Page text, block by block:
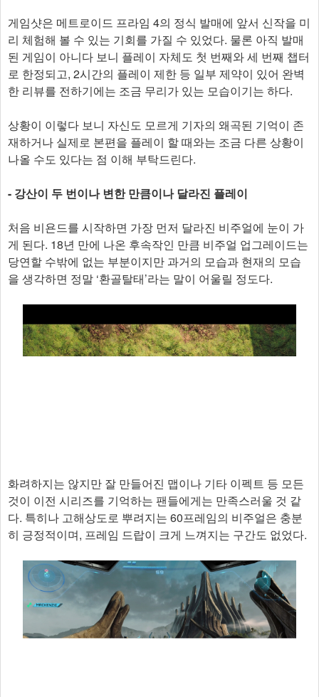
게임샷은 메트로이드 프라임 4의 정식 발매에 앞서 신작을 미
리 체험해 볼 수 있는 기회를 가질 수 있었다. 물론 아직 발매
된 게임이 아니다 보니 플레이 자체도 첫 번째와 세 번째 챕터
로 한정되고, 2시간의 플레이 제한 등 일부 제약이 있어 완벽
한 리뷰를 전하기에는 조금 무리가 있는 모습이기는 하다.
상황이 이렇다 보니 자신도 모르게 기자의 왜곡된 기억이 존
재하거나 실제로 본편을 플레이 할 때와는 조금 다른 상황이
나올 수도 있다는 점 이해 부탁드린다.
- 강산이 두 번이나 변한 만큼이나 달라진 플레이
처음 비욘드를 시작하면 가장 먼저 달라진 비주얼에 눈이 가
게 된다. 18년 만에 나온 후속작인 만큼 비주얼 업그레이드는
당연할 수밖에 없는 부분이지만 과거의 모습과 현재의 모습
을 생각하면 정말 ‘환골탈태’라는 말이 어울릴 정도다.
화려하지는 않지만 잘 만들어진 맵이나 기타 이펙트 등 모든
것이 이전 시리즈를 기억하는 팬들에게는 만족스러울 것 같
다. 특히나 고해상도로 뿌려지는 60프레임의 비주얼은 충분
히 긍정적이며, 프레임 드랍이 크게 느껴지는 구간도 없었다.